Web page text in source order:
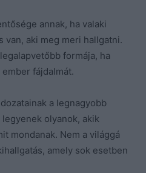
annak, ha valaki
van, aki meg meri hallgatni.
formája, ha
fájdalmát.
a legnagyobb
olyanok, akik
mondanak. Nem a világgá
amely sok esetben